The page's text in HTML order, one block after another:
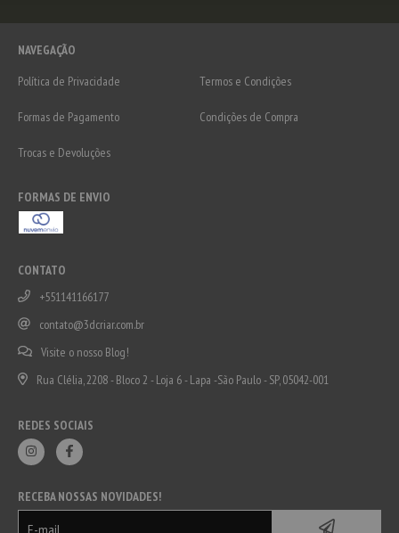
NAVEGAÇÃO
Política de Privacidade
Termos e Condições
Formas de Pagamento Condições de Compra
Trocas e Devoluções
FORMAS DE ENVIO
CONTATO
+551141166177
contato@3dcriar.com.br
Visite o nosso Blog!
Rua Clélia, 2208 - Bloco 2 - Loja 6 - Lapa -São Paulo - SP, 05042-001
REDES SOCIAIS
RECEBA NOSSAS NOVIDADES!